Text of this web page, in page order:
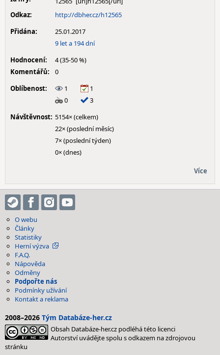
Odkaz:
http://dbher.cz/h12565
Přidána:
25.01.2017
9 let a 194 dní
Hodnocení:
4 (35-50 %)
Komentářů:
0
Oblíbenost:
1
1
0
3
Návštěvnost: 5154× (celkem)
22× (poslední měsíc)
7× (poslední týden)
0× (dnes)
Více
O webu
Články
Statistiky
Herní výzva
F.A.Q.
Nápověda
Odměny
Podpořte nás
Podmínky užívání
Kontakt a reklama
2008–2026 Tým Databáze-her.cz
Obsah Databáze-her.cz podléhá této licenci
Autorství uvádějte spolu s odkazem na zdrojovou
stránku